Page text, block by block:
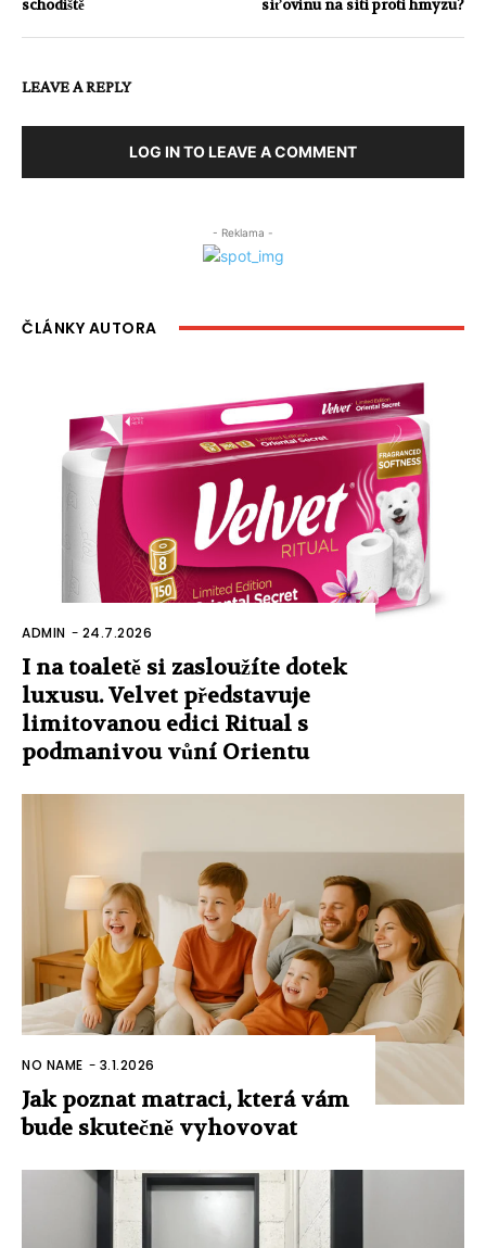
schodiště síťovinu na síti proti hmyzu?
LEAVE A REPLY
LOG IN TO LEAVE A COMMENT
- Reklama -
ČLÁNKY AUTORA
ADMIN - 24.7.2026
I na toaletě si zasloužíte dotek
luxusu. Velvet představuje
limitovanou edici Ritual s
podmanivou vůní Orientu
NO NAME - 3.1.2026
Jak poznat matraci, která vám
bude skutečně vyhovovat